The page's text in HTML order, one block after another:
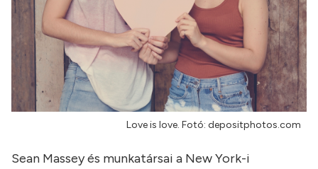
Love is love. Fotó: depositphotos.com
Sean Massey és munkatársai a New York-i